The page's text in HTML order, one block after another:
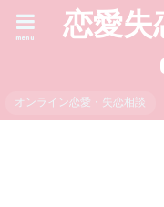
恋愛
menu
オンライン恋愛・失恋相談